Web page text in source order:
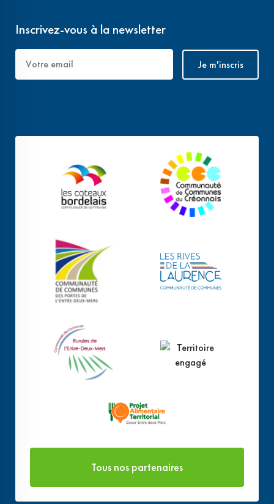
Inscrivez-vous à la newsletter
Tous nos partenaires